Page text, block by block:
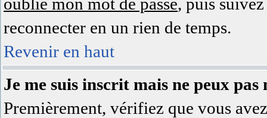
reconnecter en un rien de temps.
Revenir en haut
Je me suis inscrit mais ne peux pas
Premièrement, vérifiez que vous